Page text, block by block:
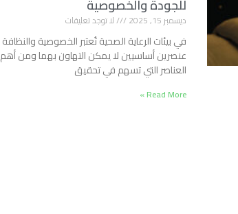
للجودة والخصوصية
ديسمبر 15, 2025 لا توجد تعليقات
في بيئات الرعاية الصحية تُعتبر الخصوصية والنظافة
عنصرين أساسيين لا يمكن التهاون بهما ومن أهم
العناصر التي تسهم في تحقيق
Read More »